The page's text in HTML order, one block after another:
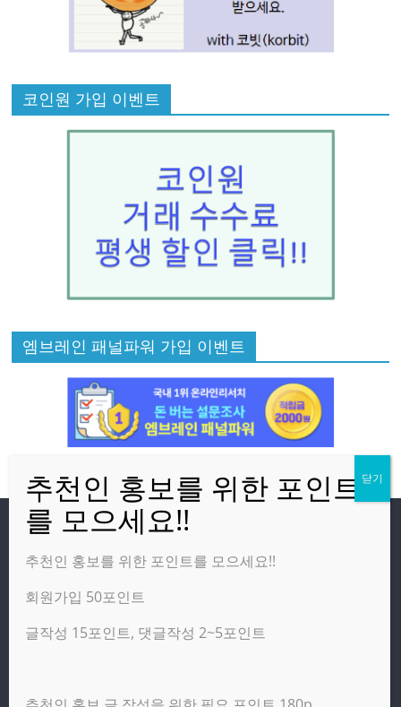
코인원 가입 이벤트
엠브레인 패널파워 가입 이벤트
방문자
온라인 방문자:3
오늘의 조회수:782
추천인 홍보를 위한 포인트를 모으세요!!
회원가입 50포인트
글작성 15포인트, 댓글작성 2~5포인트